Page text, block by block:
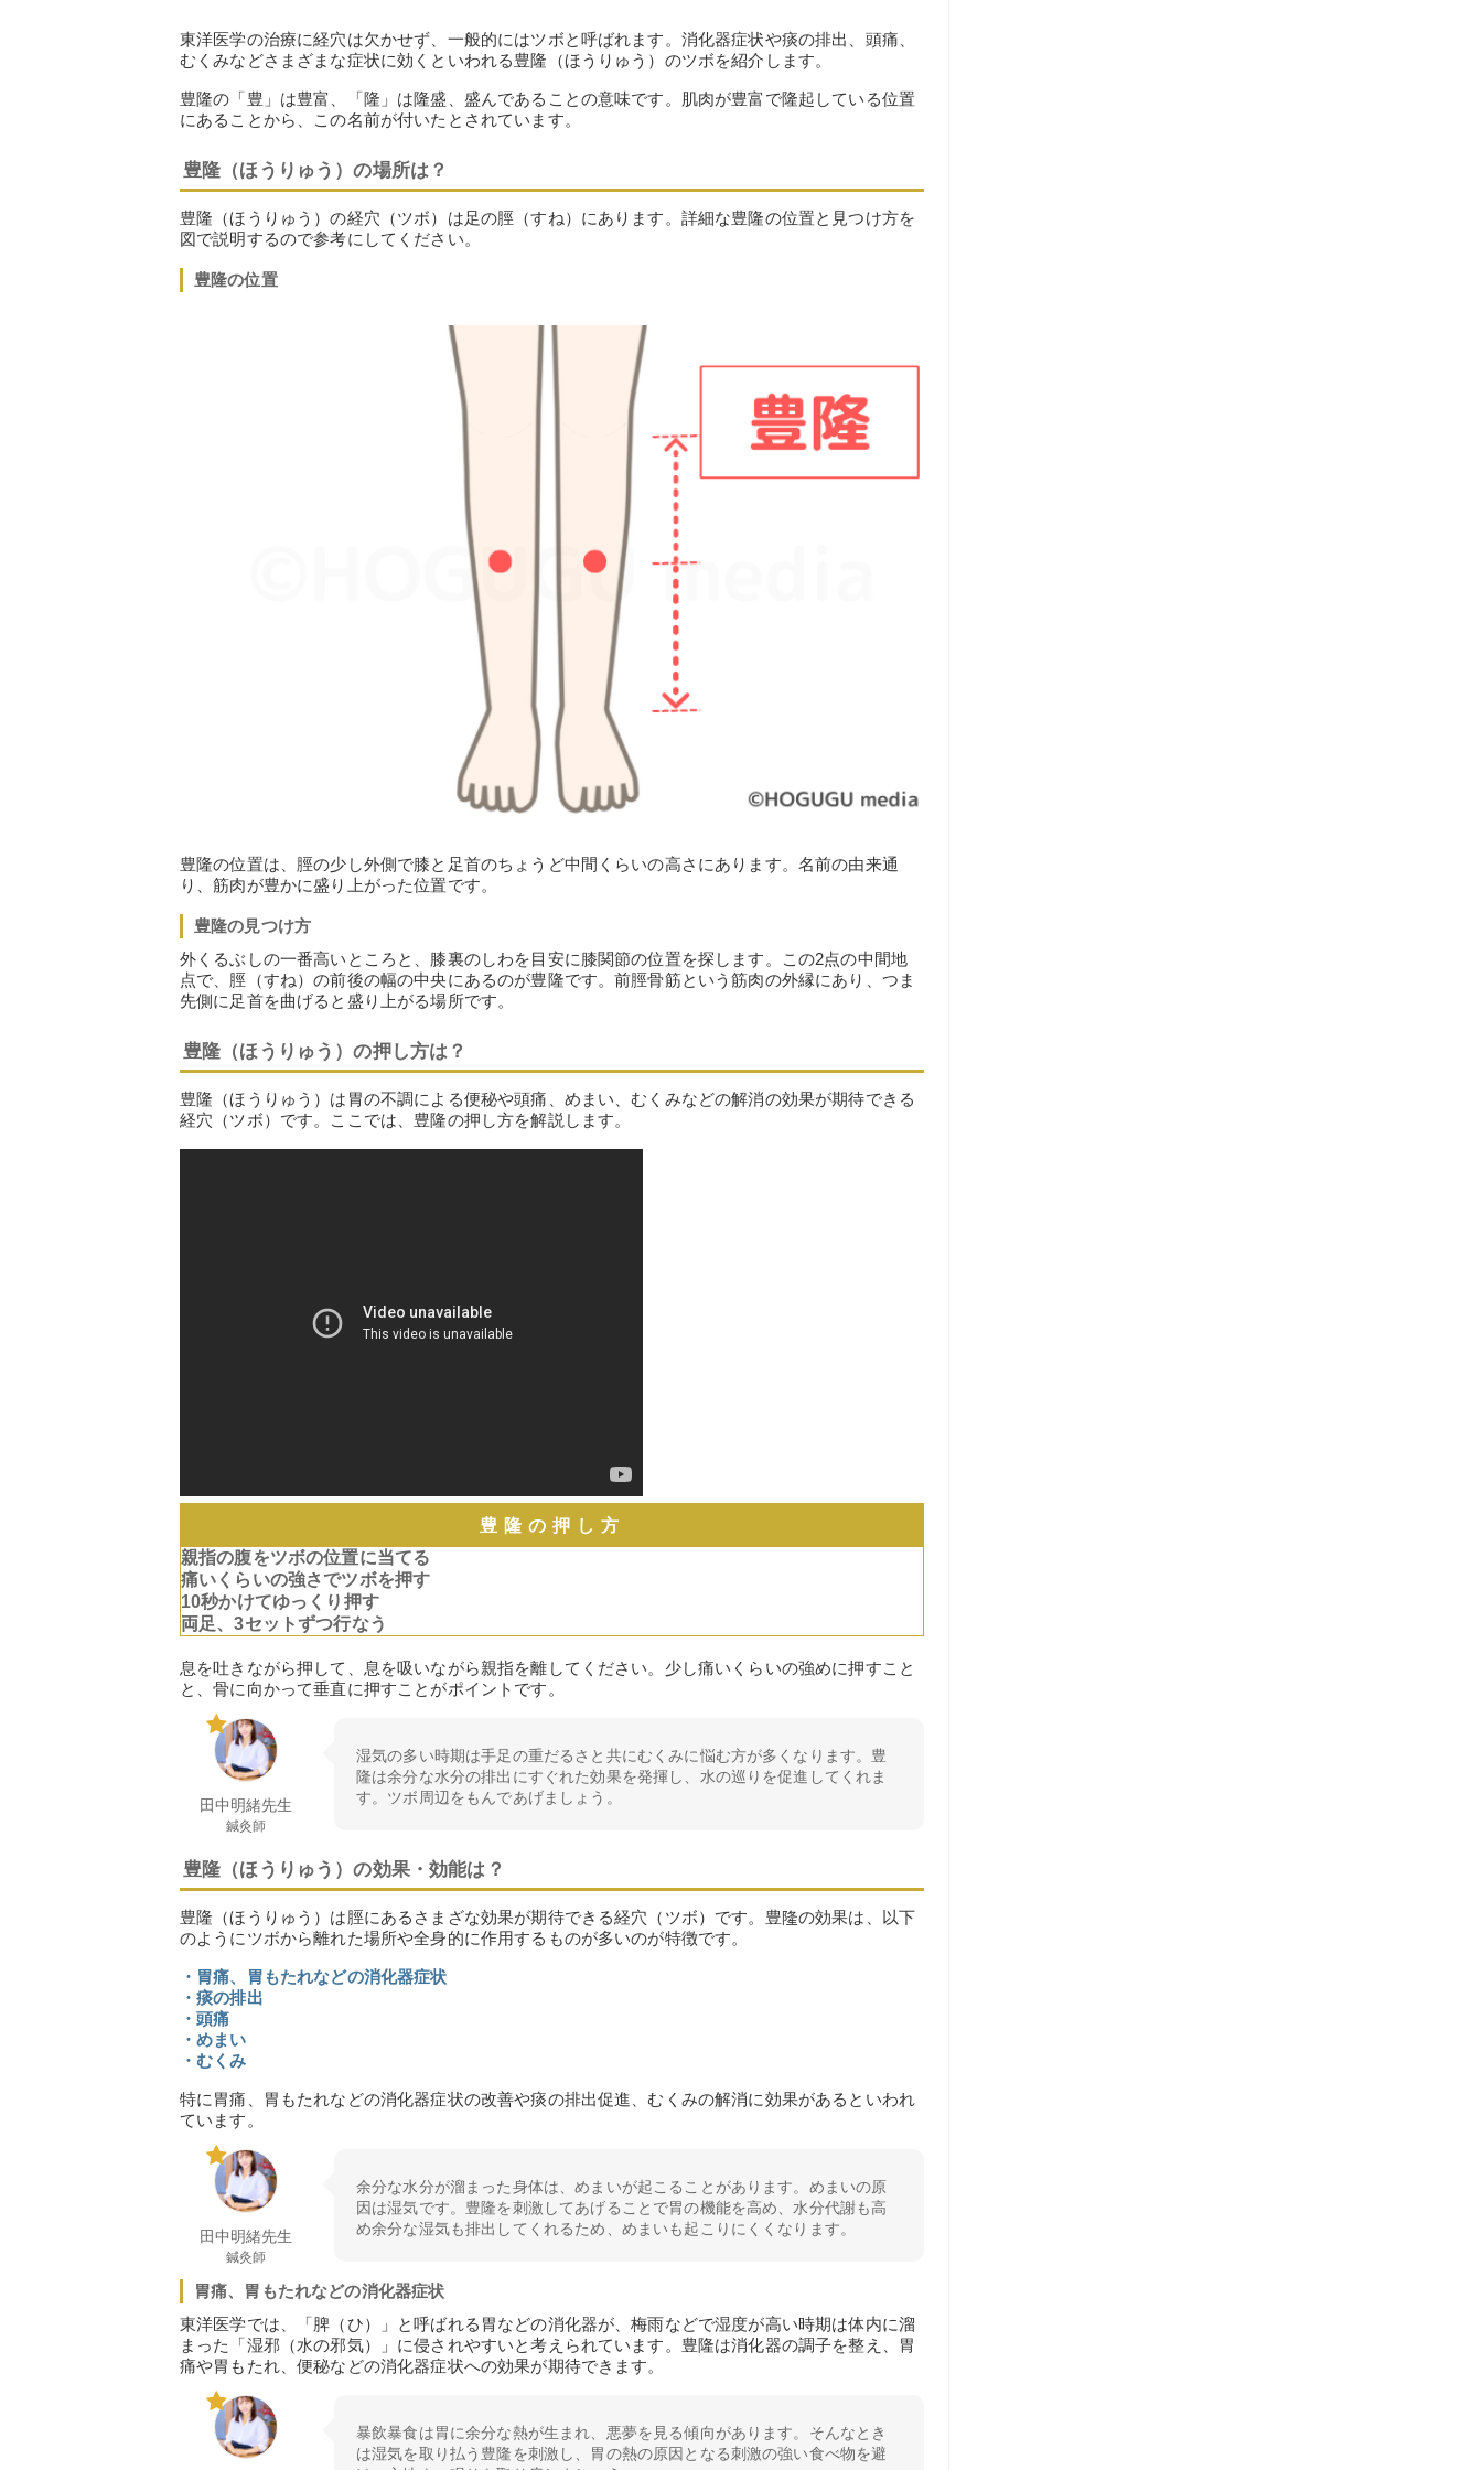
東洋医学の治療に経穴は欠かせず、一般的にはツボと呼ばれます。消化器症状や痰の排出、頭痛、
むくみなどさまざまな症状に効くといわれる豊隆（ほうりゅう）のツボを紹介します。
豊隆の「豊」は豊富、「隆」は隆盛、盛んであることの意味です。肌肉が豊富で隆起している位置
にあることから、この名前が付いたとされています。
豊隆（ほうりゅう）の場所は？
豊隆（ほうりゅう）の経穴（ツボ）は足の脛（すね）にあります。詳細な豊隆の位置と見つけ方を
図で説明するので参考にしてください。
豊隆の位置
豊隆の位置は、脛の少し外側で膝と足首のちょうど中間くらいの高さにあります。名前の由来通
り、筋肉が豊かに盛り上がった位置です。
豊隆の見つけ方
外くるぶしの一番高いところと、膝裏のしわを目安に膝関節の位置を探します。この2点の中間地
点で、脛（すね）の前後の幅の中央にあるのが豊隆です。前脛骨筋という筋肉の外縁にあり、つま
先側に足首を曲げると盛り上がる場所です。
豊隆（ほうりゅう）の押し方は？
豊隆（ほうりゅう）は胃の不調による便秘や頭痛、めまい、むくみなどの解消の効果が期待できる
経穴（ツボ）です。ここでは、豊隆の押し方を解説します。
豊隆の押し方
親指の腹をツボの位置に当てる
痛いくらいの強さでツボを押す
10秒かけてゆっくり押す
両足、3セットずつ行なう
息を吐きながら押して、息を吸いながら親指を離してください。少し痛いくらいの強めに押すこと
と、骨に向かって垂直に押すことがポイントです。
田中明緒先生
鍼灸師
湿気の多い時期は手足の重だるさと共にむくみに悩む方が多くなります。豊
隆は余分な水分の排出にすぐれた効果を発揮し、水の巡りを促進してくれま
す。ツボ周辺をもんであげましょう。
豊隆（ほうりゅう）の効果・効能は？
豊隆（ほうりゅう）は脛にあるさまざな効果が期待できる経穴（ツボ）です。豊隆の効果は、以下
のようにツボから離れた場所や全身的に作用するものが多いのが特徴です。
・胃痛、胃もたれなどの消化器症状
・痰の排出
・頭痛
・めまい
・むくみ
特に胃痛、胃もたれなどの消化器症状の改善や痰の排出促進、むくみの解消に効果があるといわれ
ています。
田中明緒先生
鍼灸師
余分な水分が溜まった身体は、めまいが起こることがあります。めまいの原
因は湿気です。豊隆を刺激してあげることで胃の機能を高め、水分代謝も高
め余分な湿気も排出してくれるため、めまいも起こりにくくなります。
胃痛、胃もたれなどの消化器症状
東洋医学では、「脾（ひ）」と呼ばれる胃などの消化器が、梅雨などで湿度が高い時期は体内に溜
まった「湿邪（水の邪気）」に侵されやすいと考えられています。豊隆は消化器の調子を整え、胃
痛や胃もたれ、便秘などの消化器症状への効果が期待できます。
暴飲暴食は胃に余分な熱が生まれ、悪夢を見る傾向があります。そんなとき
は湿気を取り払う豊隆を刺激し、胃の熱の原因となる刺激の強い食べ物を避